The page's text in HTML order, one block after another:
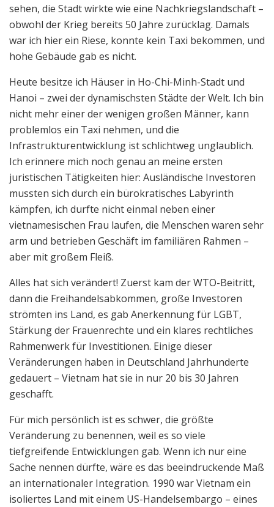
sehen, die Stadt wirkte wie eine Nachkriegslandschaft –
obwohl der Krieg bereits 50 Jahre zurücklag. Damals
war ich hier ein Riese, konnte kein Taxi bekommen, und
hohe Gebäude gab es nicht.
Heute besitze ich Häuser in Ho-Chi-Minh-Stadt und
Hanoi – zwei der dynamischsten Städte der Welt. Ich bin
nicht mehr einer der wenigen großen Männer, kann
problemlos ein Taxi nehmen, und die
Infrastrukturentwicklung ist schlichtweg unglaublich.
Ich erinnere mich noch genau an meine ersten
juristischen Tätigkeiten hier: Ausländische Investoren
mussten sich durch ein bürokratisches Labyrinth
kämpfen, ich durfte nicht einmal neben einer
vietnamesischen Frau laufen, die Menschen waren sehr
arm und betrieben Geschäft im familiären Rahmen –
aber mit großem Fleiß.
Alles hat sich verändert! Zuerst kam der WTO-Beitritt,
dann die Freihandelsabkommen, große Investoren
strömten ins Land, es gab Anerkennung für LGBT,
Stärkung der Frauenrechte und ein klares rechtliches
Rahmenwerk für Investitionen. Einige dieser
Veränderungen haben in Deutschland Jahrhunderte
gedauert – Vietnam hat sie in nur 20 bis 30 Jahren
geschafft.
Für mich persönlich ist es schwer, die größte
Veränderung zu benennen, weil es so viele
tiefgreifende Entwicklungen gab. Wenn ich nur eine
Sache nennen dürfte, wäre es das beeindruckende Maß
an internationaler Integration. 1990 war Vietnam ein
isoliertes Land mit einem US-Handelsembargo – eines